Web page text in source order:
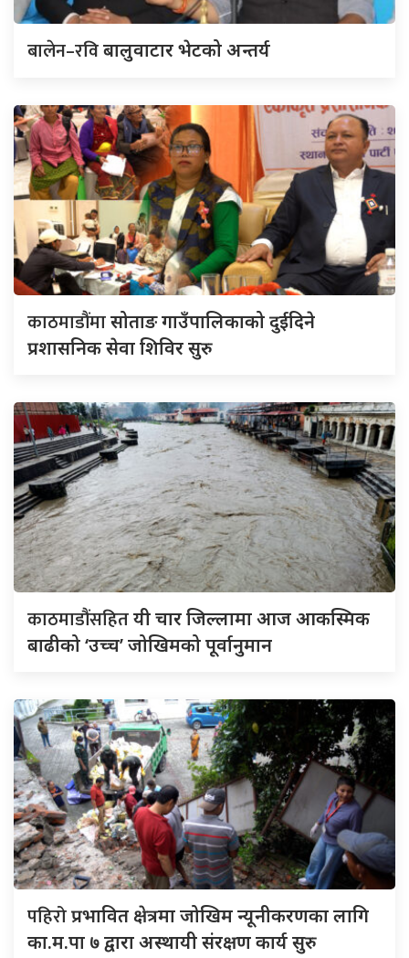
बालेन–रविबालुवाटार भेटको अन्तर्य
काठमाडौंमासोताङ गाउँपालिकाको दुईदिने
प्रशासनिक सेवा शिविर सुरु
काठमाडौंसहितयी चार जिल्लामा आज आकस्मिक
बाढीको ‘उच्च’ जोखिमको पूर्वानुमान
पहिरोप्रभावित क्षेत्रमा जोखिम न्यूनीकरणका लागि
का.म.पा ७ द्वारा अस्थायी संरक्षण कार्य सुरु